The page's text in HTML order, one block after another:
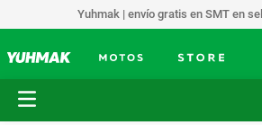
Yuhmak | envío gratis en SMT en